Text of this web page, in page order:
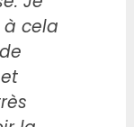
à cela